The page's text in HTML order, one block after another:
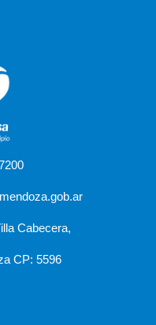
Cabecera,
CP: 5596